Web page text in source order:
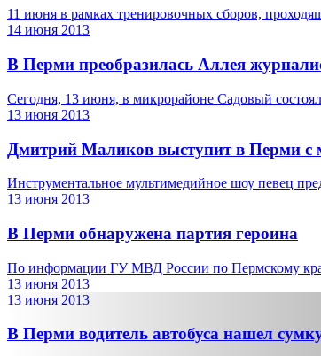
11 июня в рамках тренировочных сборов,
14 июня 2013
В Перми преобразилась Аллея
Сегодня, 13 июня, в микрорайоне Садовый
13 июня 2013
Дмитрий Маликов выступит в Перми
Инструментальное мультимедийное шоу певец
13 июня 2013
В Перми обнаружена партия героина
По информации ГУ МВД России по Пермскому
13 июня 2013
13 июня 2013
В Перми водитель автобуса нашел